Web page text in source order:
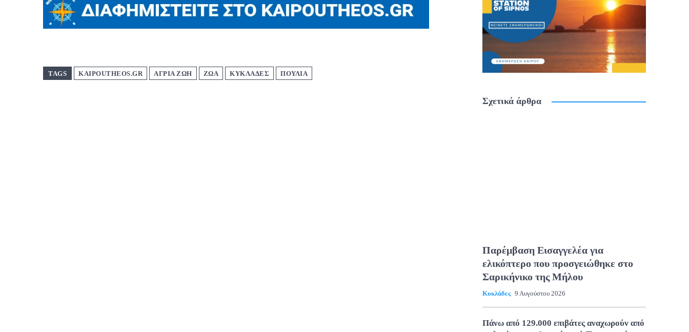
TAGS KAIPOUTHEOS.GR ΑΓΡΙΑ ΖΩΗ ΖΩΑ ΚΥΚΛΆΔΕΣ ΠΟΥΛΙΑ
Σχετικά άρθρα
Παρέμβαση Εισαγγελέα για
ελικόπτερο που προσγειώθηκε στο
Σαρικήνικο της Μήλου
Κυκλάδες 9 Αυγούστου 2026
Πάνω από 129.000 επιβάτες αναχωρούν από